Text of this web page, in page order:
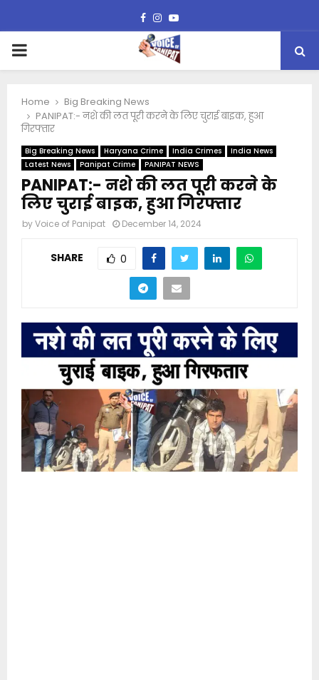
Facebook
Instagram
Youtube
PRIMARY
Home
Big Breaking News
PANIPAT:- नशे की लत पूरी करने के लिए चुराई बाइक, हुआ
गिरफ्तार
Big Breaking News Haryana Crime India Crimes
India News
Latest News
Panipat Crime PANIPAT NEWS
PANIPAT:- नशे की लत पूरी करने के
लिए चुराई बाइक, हुआ गिरफ्तार
byVoice of Panipat December 14, 2024
SHARE 0